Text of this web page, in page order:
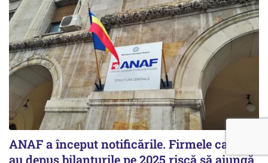
ANAF a început notificările. Firmele care nu
au depus bilanțurile pe 2025 riscă să ajungă